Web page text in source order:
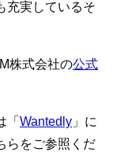
充実しているそ
株式会社の公式
「 Wantedly 」に
らをご参照くだ